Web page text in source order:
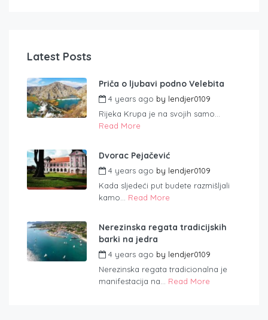
Latest Posts
Priča o ljubavi podno Velebita
4 years ago by lendjer0109
Rijeka Krupa je na svojih samo...
Read More
Dvorac Pejačević
4 years ago by lendjer0109
Kada sljedeći put budete razmišljali
kamo... Read More
Nerezinska regata tradicijskih
barki na jedra
4 years ago by lendjer0109
Nerezinska regata tradicionalna je
manifestacija na... Read More